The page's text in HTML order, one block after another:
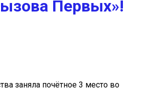
Первых»!
заняла почётное 3 место во